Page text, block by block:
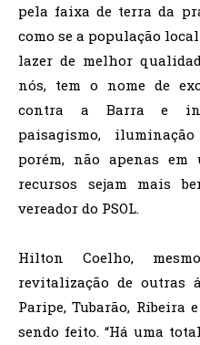
pela faixa de terra da
como se a população
lazer de melhor
nós, tem o nome de
contra a Barra e
paisagismo,
porém, não apenas
recursos sejam mais
vereador do PSOL.
Hilton Coelho,
revitalização de outras
Paripe, Tubarão, Ribeira
sendo feito. “Há uma